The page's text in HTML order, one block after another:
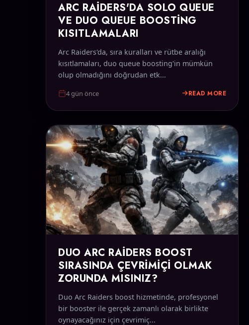
ARC RAIDERS'DA SOLO QUEUE
VE DUO QUEUE BOOSTING
KISITLAMALARI
Arc Raiders'da, sıra kuralları ve rütbe aralığı
kısıtlamaları, duo queue boosting'in mümkün
olup olmadığını doğrudan etk...
4 gün önce READ MORE
DUO ARC RAIDERS BOOST
SIRASINDA ÇEVRIMIÇI OLMAK
ZORUNDA MISINIZ?
Duo Arc Raiders boost hizmetinde, profesyonel
bir booster ile gerçek zamanlı olarak birlikte
oynayacağınız için çevrimiç...